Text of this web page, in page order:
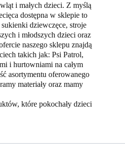
i małych dzieci. Z myślą
dostępna w sklepie to
dziewczęce, stroje
i młodszych dzieci oraz
naszego sklepu znajdą
takich jak: Psi Patrol,
i hurtowniami na całym
asortymentu oferowanego
materiały oraz mamy
które pokochały dzieci